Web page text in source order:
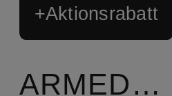
+Aktionsrabatt
ARMEDANGELS